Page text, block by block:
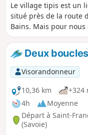
Le village tipis est un
situé près de la route
Bains. Mais pour
sur l'agréable plateau
centre nordique de
Deux
Visorandonneur
10,36 km
+324
4h
Moyenne
Départ à Saint-
(Savoie)